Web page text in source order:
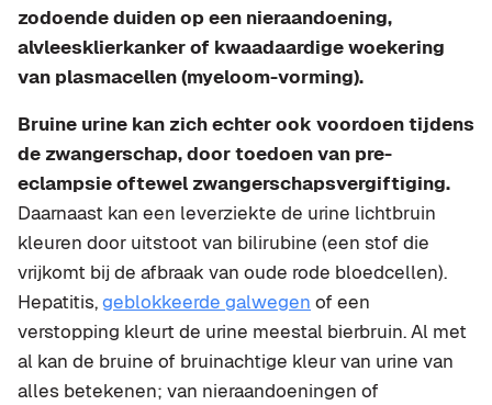
zodoende duiden op een nieraandoening,
alvleesklierkanker of kwaadaardige woekering
van plasmacellen (myeloom-vorming).
Bruine urine kan zich echter ook voordoen tijdens
de zwangerschap, door toedoen van pre-
eclampsie oftewel zwangerschapsvergiftiging.
Daarnaast kan een leverziekte de urine lichtbruin
kleuren door uitstoot van bilirubine (een stof die
vrijkomt bij de afbraak van oude rode bloedcellen).
Hepatitis,geblokkeerde galwegen of een
verstopping kleurt de urine meestal bierbruin. Al met
al kan de bruine of bruinachtige kleur van urine van
alles betekenen; van nieraandoeningen of